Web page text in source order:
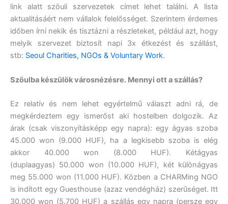
link alatt szöuli szervezetek címet lehet találni. A lista
aktualitásáért nem vállalok felelősséget. Szerintem érdemes
időben írni nekik és tisztázni a részleteket, például azt, hogy
melyik szervezet biztosít napi 3x étkezést és szállást,
stb: Seoul Charities, NGOs & Voluntary Work.
Szöulba készülök városnézésre. Mennyi ott a szállás?
Ez relatív és nem lehet egyértelmű választ adni rá, de
megkérdeztem egy ismerőst aki hostelben dolgozik. Az
árak (csak viszonyításképp egy napra): egy ágyas szoba
45.000 won (9.000 HUF), ha a legkisebb szoba is elég
akkor 40.000 won (8.000 HUF). Kétágyas
(duplaagyas) 50.000 won (10.000 HUF), két különágyas
meg 55.000 won (11.000 HUF). Közben a CHARMing NGO
is indított egy Guesthouse (azaz vendégház) szerűséget. Itt
30.000 won (5.700 HUF) a szállás egy napra (persze egy